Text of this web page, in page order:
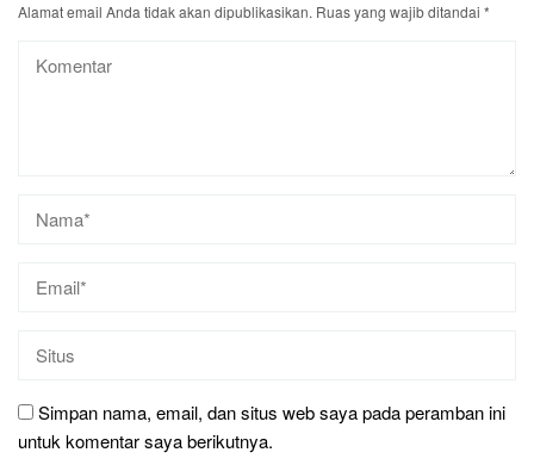
Alamat email Anda tidak akan dipublikasikan. Ruas yang wajib ditandai *
Simpan nama, email, dan situs web saya pada peramban ini
untuk komentar saya berikutnya.